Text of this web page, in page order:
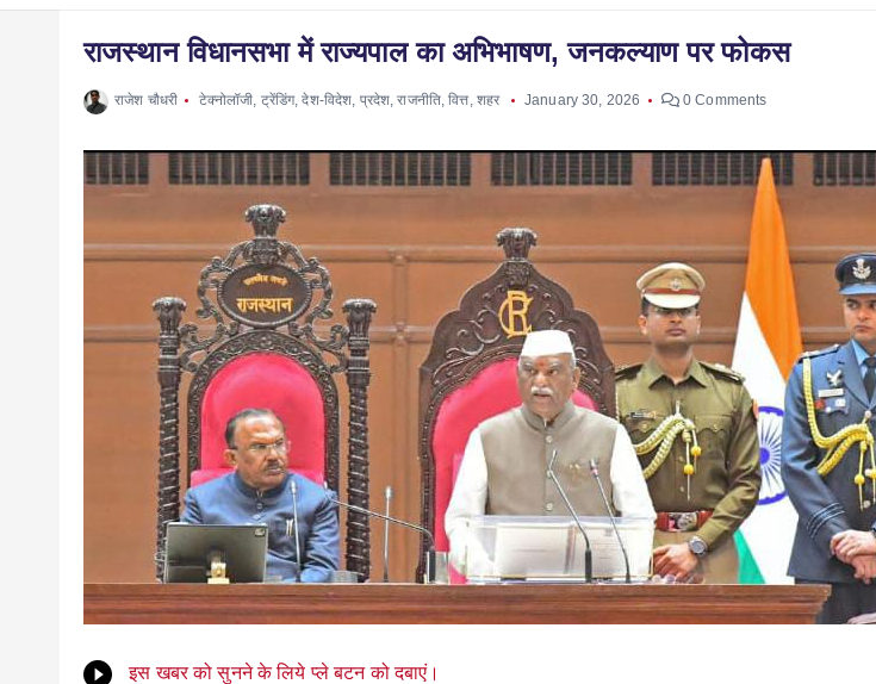
राजस्थान विधानसभा में राज्यपाल का अभिभाषण, जनकल्याण पर फोकस
राजेश चौधरी टेक्नोलॉजी, ट्रेंडिंग,देश-विदेश, प्रदेश,राजनीति,वित्त, शहर January 30, 2026 0 Comments
इस खबर को सुनने के लिये प्ले बटन को दबाएं।